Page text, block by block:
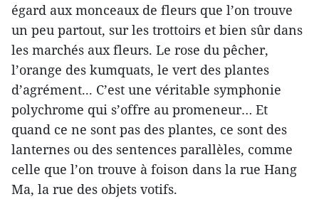
égard aux monceaux de fleurs que l’on trouve
un peu partout, sur les trottoirs et bien sûr dans
les marchés aux fleurs. Le rose du pêcher,
l’orange des kumquats, le vert des plantes
d’agrément... C’est une véritable symphonie
polychrome qui s’offre au promeneur… Et
quand ce ne sont pas des plantes, ce sont des
lanternes ou des sentences parallèles, comme
celle que l’on trouve à foison dans la rue Hang
Ma, la rue des objets votifs.